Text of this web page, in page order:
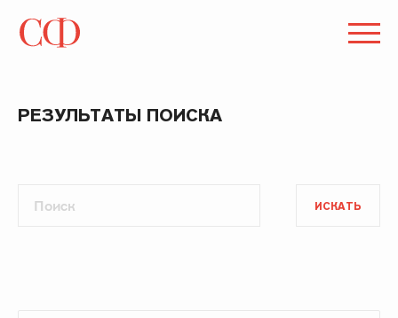
РЕЗУЛЬТАТЫ ПОИСКА
ИСКАТЬ